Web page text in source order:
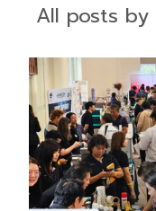
All posts by